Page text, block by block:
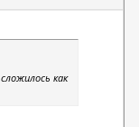
как